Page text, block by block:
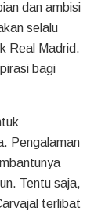
dan ambisi
selalu
Real Madrid.
bagi
Pengalaman
Tentu saja,
terlibat